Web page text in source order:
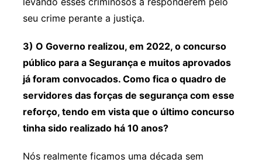
seu crime perante a justiça.
3) O Governo realizou, em 2022, o concurso
público para a Segurança e muitos aprovados
já foram convocados. Como fica o quadro de
servidores das forças de segurança com esse
reforço, tendo em vista que o último concurso
tinha sido realizado há 10 anos?
Nós realmente ficamos uma década sem